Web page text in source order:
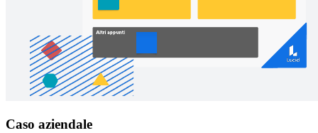
Caso aziendale